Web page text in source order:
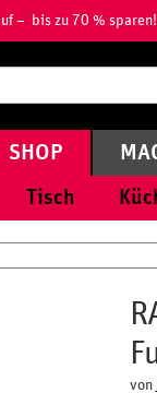
– bis zu 70 % sparen!
SHOP
Tisch
von